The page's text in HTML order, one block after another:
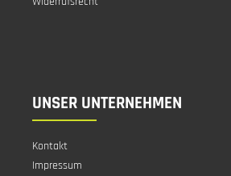
UNSER UNTERNEHMEN
Kontakt
Impressum